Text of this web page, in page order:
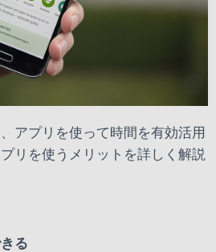
アプリを使って時間を有効活用
リを使うメリットを詳しく解説
る